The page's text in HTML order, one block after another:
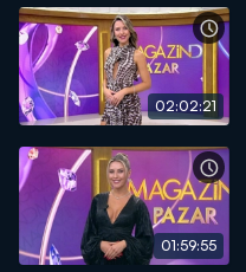
02:02:21
01:59:55